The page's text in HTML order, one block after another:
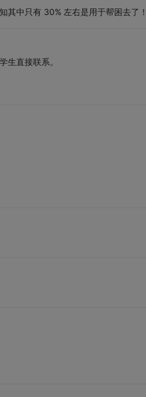
其中只有 30% 左右是用于帮困去了！
生直接联系。